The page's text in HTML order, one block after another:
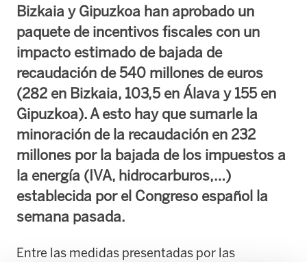
Bizkaia y Gipuzkoa han aprobado un
paquete de incentivos fiscales con un
impacto estimado de bajada de
recaudación de 540 millones de euros
(282 en Bizkaia, 103,5 en Álava y 155 en
Gipuzkoa). A esto hay que sumarle la
minoración de la recaudación en 232
millones por la bajada de los impuestos a
la energía (IVA, hidrocarburos,…)
establecida por el Congreso español la
semana pasada.
Entre las medidas presentadas por las